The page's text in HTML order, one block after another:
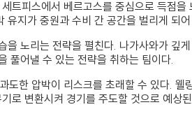
트피스에서 베르고스를 중심으로 득점
지가 중원과 수비 간 공간을 벌리게 되
노리는 전략을 펼친다. 나가사와가
풀어낼 수 있는 전략을 취하는 팀이다.
한 압박이 리스크를 초래할 수 있다.
로 변환시켜 경기를 주도할 것으로 예상